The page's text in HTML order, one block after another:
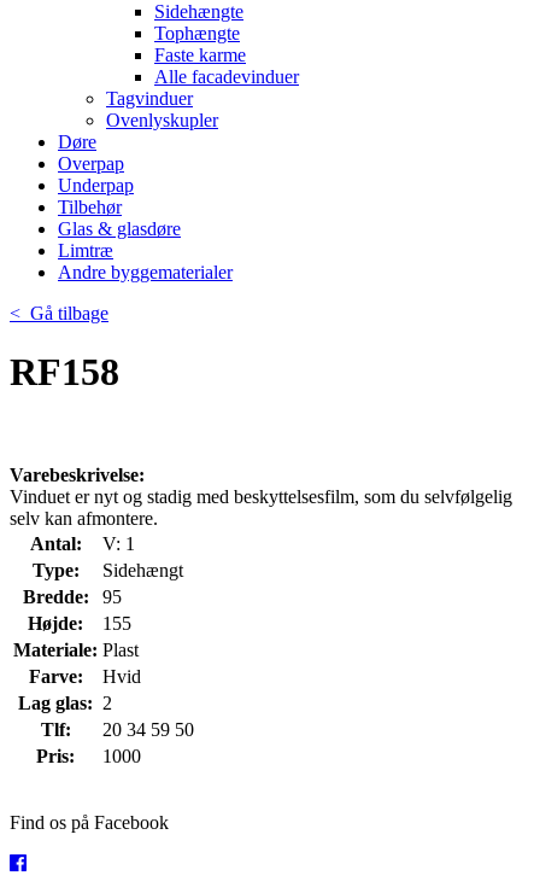
Sidehængte
Tophængte
Faste karme
Alle facadevinduer
Tagvinduer
Ovenlyskupler
Døre
Overpap
Underpap
Tilbehør
Glas & glasdøre
Limtræ
Andre byggematerialer
< Gå tilbage
RF158
Varebeskrivelse:
Vinduet er nyt og stadig med beskyttelsesfilm, som du selvfølgelig
selv kan afmontere.
Antal:
V: 1
Type:
Sidehængt
Bredde:
95
Højde:
155
Materiale: Plast
Farve:
Hvid
Lag glas: 2
Tlf:
20 34 59 50
Pris:
1000
Find os på Facebook